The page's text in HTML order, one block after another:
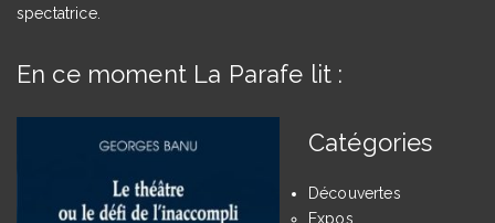
spectatrice.
En ce moment La Parafe lit :
Catégories
Découvertes
Expos